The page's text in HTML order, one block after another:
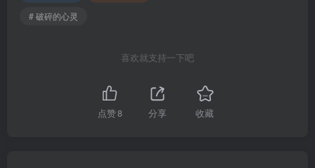
# 破碎的心灵
喜欢就支持一下吧
点赞8 分享 收藏